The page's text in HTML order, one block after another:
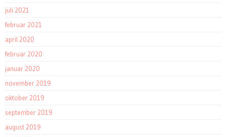
juli 2021
februar 2021
april 2020
februar 2020
januar 2020
november 2019
oktober 2019
september 2019
august 2019